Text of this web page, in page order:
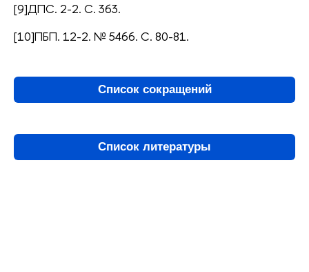
[9]ДПС. 2-2. С. 363.
[10]ПБП. 12-2. № 5466. С. 80-81.
Список сокращений
Список литературы